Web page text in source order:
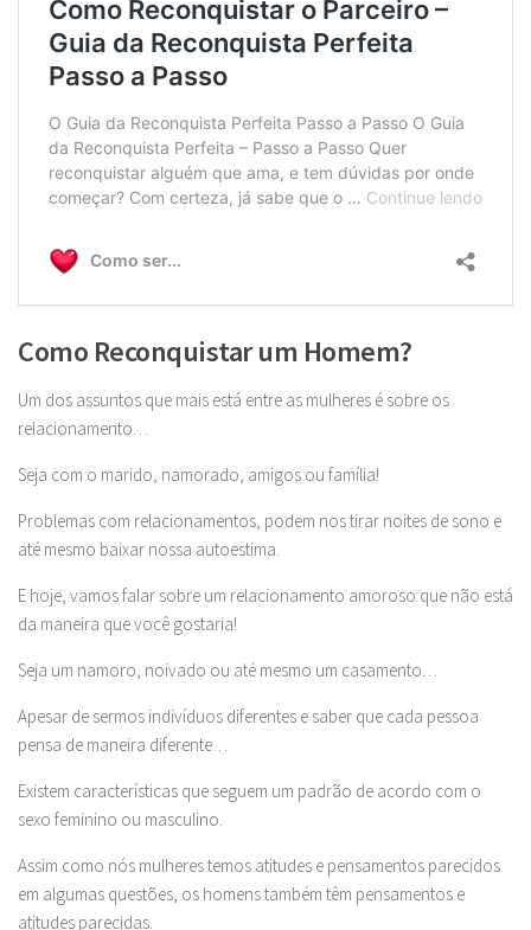
Como Reconquistar um Homem?
Um dos assuntos que mais está entre as mulheres é sobre os
relacionamento…
Seja com o marido, namorado, amigos ou família!
Problemas com relacionamentos, podem nos tirar noites de sono e
até mesmo baixar nossa autoestima.
E hoje, vamos falar sobre um relacionamento amoroso que não está
da maneira que você gostaria!
Seja um namoro, noivado ou até mesmo um casamento…
Apesar de sermos indivíduos diferentes e saber que cada pessoa
pensa de maneira diferente…
Existem características que seguem um padrão de acordo com o
sexo feminino ou masculino.
Assim como nós mulheres temos atitudes e pensamentos parecidos
em algumas questões, os homens também têm pensamentos e
atitudes parecidas.